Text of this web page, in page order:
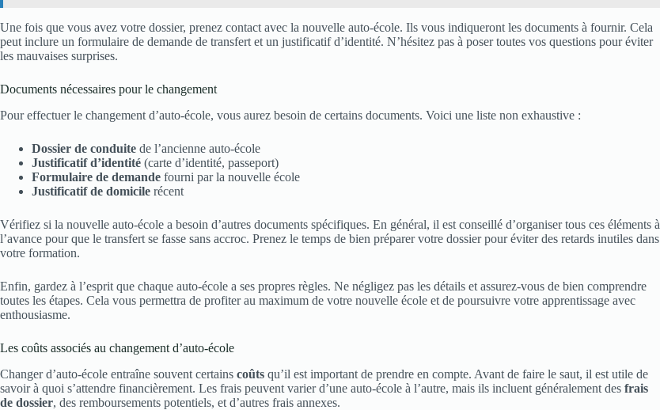
Une fois que vous avez votre dossier, prenez contact avec la nouvelle auto-école. Ils vous indiqueront les documents à fournir. Cela
peut inclure un formulaire de demande de transfert et un justificatif d’identité. N’hésitez pas à poser toutes vos questions pour éviter
les mauvaises surprises.
Documents nécessaires pour le changement
Pour effectuer le changement d’auto-école, vous aurez besoin de certains documents. Voici une liste non exhaustive :
Dossier de conduite de l’ancienne auto-école
Justificatif d’identité (carte d’identité, passeport)
Formulaire de demande fourni par la nouvelle école
Justificatif de domicile récent
Vérifiez si la nouvelle auto-école a besoin d’autres documents spécifiques. En général, il est conseillé d’organiser tous ces éléments à
l’avance pour que le transfert se fasse sans accroc. Prenez le temps de bien préparer votre dossier pour éviter des retards inutiles dans
votre formation.
Enfin, gardez à l’esprit que chaque auto-école a ses propres règles. Ne négligez pas les détails et assurez-vous de bien comprendre
toutes les étapes. Cela vous permettra de profiter au maximum de votre nouvelle école et de poursuivre votre apprentissage avec
enthousiasme.
Les coûts associés au changement d’auto-école
Changer d’auto-école entraîne souvent certains coûts qu’il est important de prendre en compte. Avant de faire le saut, il est utile de
savoir à quoi s’attendre financièrement. Les frais peuvent varier d’une auto-école à l’autre, mais ils incluent généralement des frais
de dossier, des remboursements potentiels, et d’autres frais annexes.